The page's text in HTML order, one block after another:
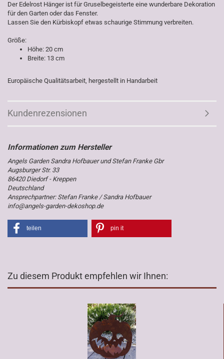
Der Edelrost Hänger ist für Gruselbegeisterte eine wunderbare Dekoration
für den Garten oder das Fenster.
Lassen Sie den Kürbiskopf etwas schaurige Stimmung verbreiten.
Größe:
Höhe: 20 cm
Breite: 13 cm
Europäische Qualitätsarbeit, hergestellt in Handarbeit
Kundenrezensionen
Angels Garden Sandra Hofbauer und Stefan Franke Gbr
Augsburger Str. 33
86420 Diedorf - Kreppen
Deutschland
Ansprechpartner: Stefan Franke / Sandra Hofbauer
info@angels-garden-dekoshop.de
teilen pin it
Zu diesem Produkt empfehlen wir Ihnen: